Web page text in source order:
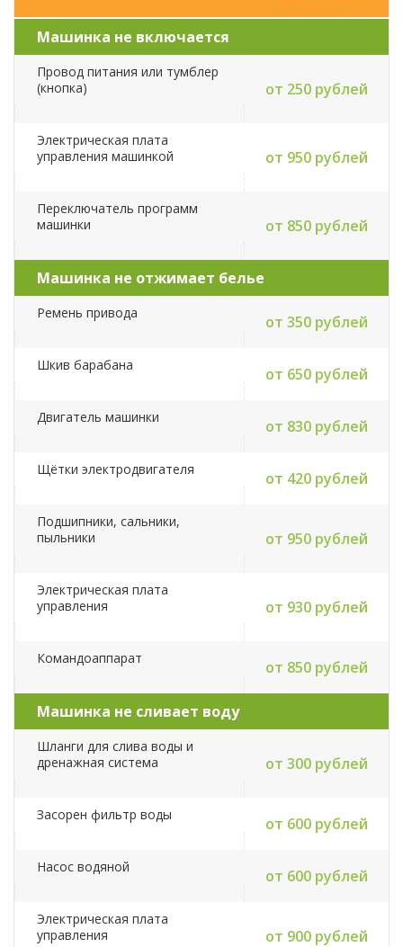
Машинка не включается
Провод питания или тумблер
(кнопка)
от 250 рублей
Электрическая плата
управления машинкой
от 950 рублей
Переключатель программ
машинки
от 850 рублей
Машинка не отжимает белье
Ремень привода от 350 рублей
Шкив барабана от 650 рублей
Двигатель машинки от 830 рублей
Щётки электродвигателя от 420 рублей
Подшипники, сальники,
пыльники
от 950 рублей
Электрическая плата
управления
от 930 рублей
Командоаппарат от 850 рублей
Машинка не сливает воду
Шланги для слива воды и
дренажная система
от 300 рублей
Засорен фильтр воды от 600 рублей
Насос водяной от 600 рублей
Электрическая плата
управления
от 900 рублей